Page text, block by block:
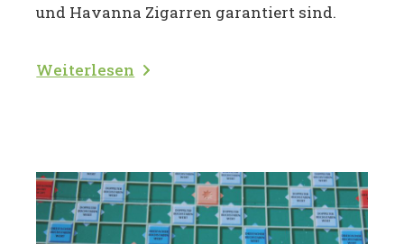
und Havanna Zigarren garantiert sind.
Weiterlesen